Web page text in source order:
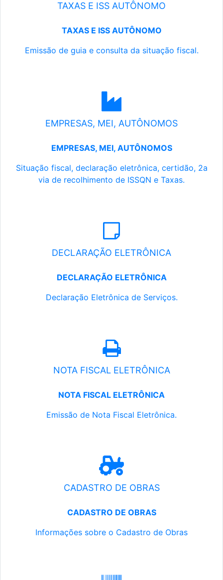
TAXAS E ISS AUTÔNOMO
TAXAS E ISS AUTÔNOMO
Emissão de guia e consulta da situação fiscal.
EMPRESAS, MEI, AUTÔNOMOS
EMPRESAS, MEI, AUTÔNOMOS
Situação fiscal, declaração eletrônica, certidão, 2a
via de recolhimento de ISSQN e Taxas.
DECLARAÇÃO ELETRÔNICA
DECLARAÇÃO ELETRÔNICA
Declaração Eletrônica de Serviços.
NOTA FISCAL ELETRÔNICA
NOTA FISCAL ELETRÔNICA
Emissão de Nota Fiscal Eletrônica.
CADASTRO DE OBRAS
CADASTRO DE OBRAS
Informações sobre o Cadastro de Obras